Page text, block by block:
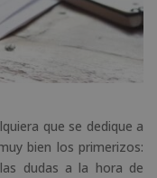
que se dedique a
bien los primerizos:
dudas a la hora de